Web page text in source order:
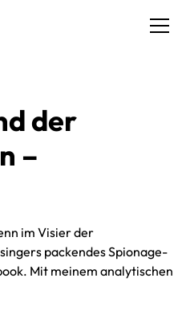
der
–
im Visier der
packendes Spionage-
Mit meinem analytischen